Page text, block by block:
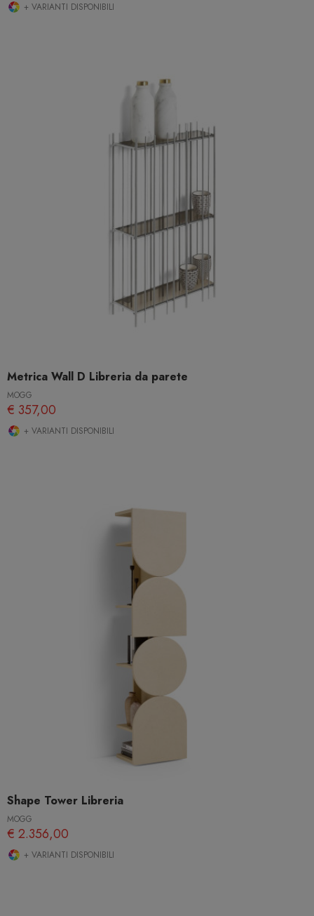
+ VARIANTI DISPONIBILI
Metrica Wall D Libreria da parete
MOGG
€ 357,00
+ VARIANTI DISPONIBILI
Shape Tower Libreria
MOGG
€ 2.356,00
+ VARIANTI DISPONIBILI